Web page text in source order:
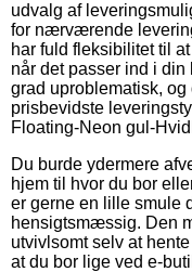
udvalg af
for nærværende
har fuld fleksibilitet til
når det passer ind i
grad uproblematisk,
prisbevidste
Floating-Neon gul-
Du burde ydermere
hjem til hvor du bor
er gerne en lille smule
hensigtsmæssig. Den
utvivlsomt selv at
at du bor lige ved e-